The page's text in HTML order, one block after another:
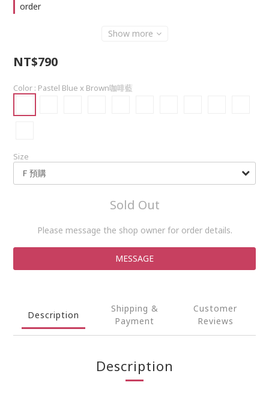
order
Show more
NT$790
Color : Pastel Blue x Brown咖啡藍
Size
Sold Out
Please message the shop owner for order details.
MESSAGE
Description
Shipping &
Payment
Customer
Reviews
Description